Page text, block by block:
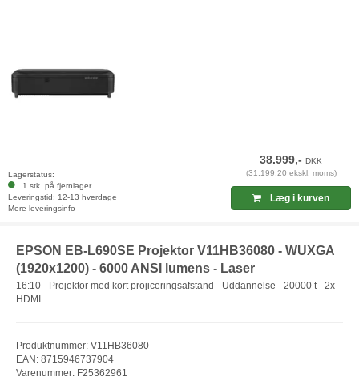
Lagerstatus:
1 stk. på fjernlager
Leveringstid: 12-13 hverdage
Mere leveringsinfo
38.999,-DKK
(31.199,20 ekskl. moms)
Læg i kurven
EPSON EB-L690SE Projektor V11HB36080 - WUXGA
(1920x1200) - 6000 ANSI lumens - Laser
16:10 - Projektor med kort projiceringsafstand - Uddannelse - 20000 t - 2x
HDMI
Produktnummer: V11HB36080
EAN: 8715946737904
Varenummer: F25362961